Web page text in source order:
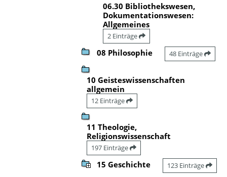
06.30 Bibliothekswesen,
Dokumentationswesen:
Allgemeines
2 Einträge
08 Philosophie 48 Einträge
10 Geisteswissenschaften
allgemein
12 Einträge
11 Theologie,
Religionswissenschaft
197 Einträge
15 Geschichte 123 Einträge